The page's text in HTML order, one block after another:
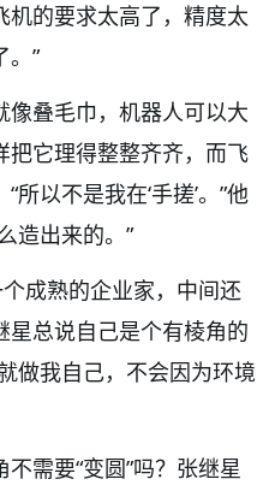
的要求太高了，精度太
。”
像叠毛巾，机器人可以大
把它理得整整齐齐，而飞
以不是我在‘手搓’。”他
造出来的。”
成熟的企业家，中间还
星总说自己是个有棱角的
做我自己，不会因为环境
需要“变圆”吗？张继星